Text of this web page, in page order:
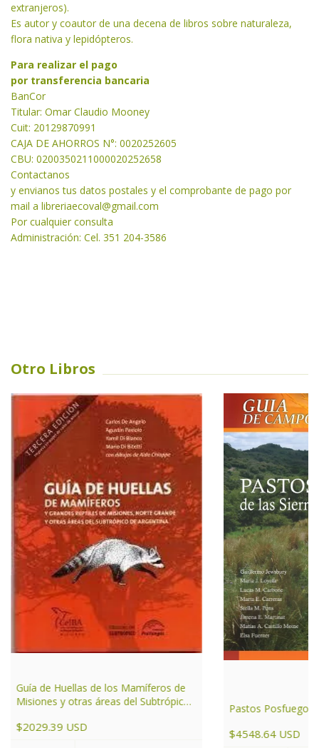
extranjeros).
Es autor y coautor de una decena de libros sobre naturaleza,
flora nativa y lepidópteros.
Para realizar el pago
por transferencia bancaria
BanCor
Titular: Omar Claudio Mooney
Cuit: 20129870991
CAJA DE AHORROS N°: 0020252605
CBU: 0200350211000020252658
Contactanos
y envianos tus datos postales y el comprobante de pago por
mail a libreriaecoval@gmail.com
Por cualquier consulta
Administración: Cel. 351 204-3586
Otro Libros
Guía de Huellas de los Mamíferos de
Misiones y otras áreas del Subtrópico
$2029.39 USD
Pastos Posfuego
$4548.64 USD